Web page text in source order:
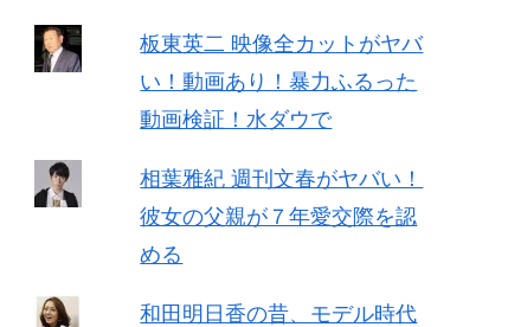
板東英二 映像全カットがヤバ
い！動画あり！暴力ふるった
動画検証！水ダウで
相葉雅紀 週刊文春がヤバい！
彼女の父親が７年愛交際を認
める
和田明日香の昔、モデル時代